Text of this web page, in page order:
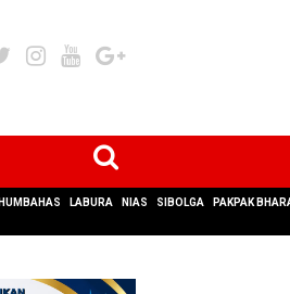
HUMBAHAS LABURA NIAS SIBOLGA PAKPAK